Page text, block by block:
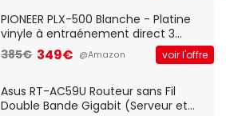
QWERTY UK - Noir
PIONEER PLX-500 Blanche - Platine
vinyle à entraénement direct 3
vitesses (33-45-78 trs/min) avec
pre-ampli intégré et port USB
385€ 349€ @Amazon voir l'offre
Asus RT-AC59U Routeur sans Fil
Double Bande Gigabit (Serveur et